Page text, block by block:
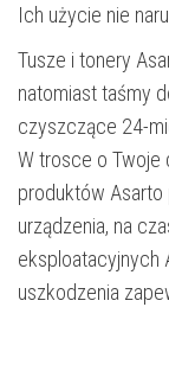
Ich użycie nie
Tusze i tonery
natomiast taśmy
czyszczące 24-
W trosce o Twoje
produktów Asarto
urządzenia, na
eksploatacyjnych
uszkodzenia